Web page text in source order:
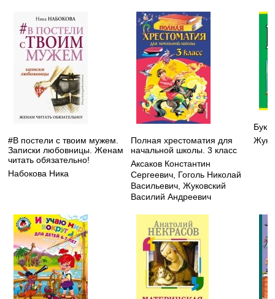
#В постели с твоим мужем.
Записки любовницы. Женам
читать обязательно!
Набокова Ника
Полная хрестоматия для
начальной школы. 3 класс
Аксаков Константин
Сергеевич, Гоголь Николай
Васильевич, Жуковский
Василий Андреевич